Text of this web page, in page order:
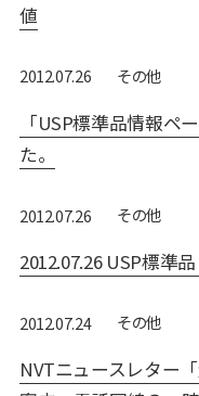
値
2012.07.26 その他
「USP標準品情報ペ
た。
2012.07.26 その他
2012.07.26 USP標準
2012.07.24 その他
NVTニュースレター